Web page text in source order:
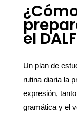
el
Un plan de
rutina diaria la
expresión,
gramática y el